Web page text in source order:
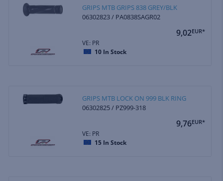
GRIPS MTB GRIPS 838 GREY/BLK
06302823 / PA0838SAGR02
9,02EUR*
VE: PR
10 In Stock
GRIPS MTB LOCK ON 999 BLK RING
06302825 / PZ999-318
9,76EUR*
VE: PR
15 In Stock